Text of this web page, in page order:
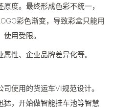
度。最终形成色彩不统一，
彩色渐变，导致彩盒只能用
用受限。
性、企业品牌差异化等。
使用的货运车VI规范设计。
，开始做智能挂车池等智慧